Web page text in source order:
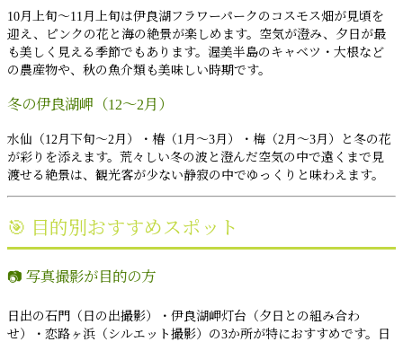
10月上旬〜11月上旬は伊良湖フラワーパークのコスモス畑が見頃を
迎え、ピンクの花と海の絶景が楽しめます。空気が澄み、夕日が最
も美しく見える季節でもあります。渥美半島のキャベツ・大根など
の農産物や、秋の魚介類も美味しい時期です。
冬の伊良湖岬（12〜2月）
水仙（12月下旬〜2月）・椿（1月〜3月）・梅（2月〜3月）と冬の花
が彩りを添えます。荒々しい冬の波と澄んだ空気の中で遠くまで見
渡せる絶景は、観光客が少ない静寂の中でゆっくりと味わえます。
🎯 目的別おすすめスポット
📷 写真撮影が目的の方
日出の石門（日の出撮影）・伊良湖岬灯台（夕日との組み合わ
せ）・恋路ヶ浜（シルエット撮影）の3か所が特におすすめです。日